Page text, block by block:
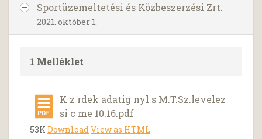
Sportüzemeltetési és Közbeszerzési Zrt.
2021. október 1.
1 Melléklet
K z rdek adatig nyl s M.T.Sz.levelez
si c me 10.16.pdf
53KDownload View as HTML